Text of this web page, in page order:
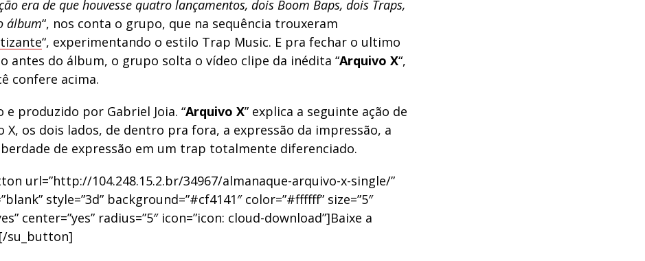
era de que houvesse quatro lançamentos, dois Boom Baps, dois Traps,
álbum“, nos conta o grupo, que na sequência trouxeram
“, experimentando o estilo Trap Music. E pra fechar o ultimo
antes do álbum, o grupo solta o vídeo clipe da inédita “Arquivo X“,
confere acima.
e produzido por Gabriel Joia. “Arquivo X” explica a seguinte ação de
X, os dois lados, de dentro pra fora, a expressão da impressão, a
de expressão em um trap totalmente diferenciado.
url=”http://104.248.15.2.br/34967/almanaque-arquivo-x-single/”
style=”3d” background=”#cf4141″ color=”#ffffff” size=”5″
center=”yes” radius=”5″ icon=”icon: cloud-download”]Baixe a
su_button]